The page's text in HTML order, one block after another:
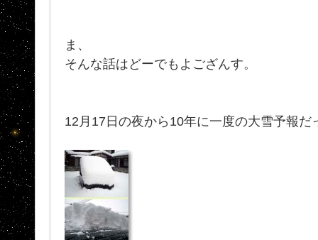
ま、
そんな話はどーでもよござんす。
12月17日の夜から10年に一度の大雪予報だ